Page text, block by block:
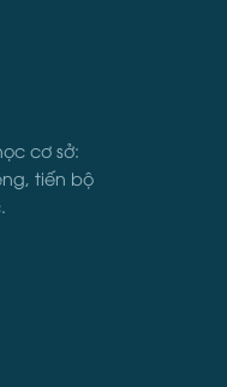
cơ sở:
tiến bộ